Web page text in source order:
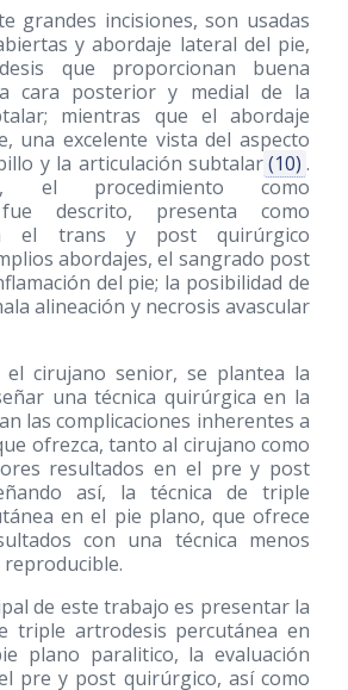
grandes incisiones, son usadas
y abordaje lateral del pie,
que proporcionan buena
cara posterior y medial de la
mientras que el abordaje
una excelente vista del aspecto
y la articulación subtalar(10) .
el procedimiento como
descrito, presenta como
el trans y post quirúrgico
abordajes, el sangrado post
del pie; la posibilidad de
alineación y necrosis avascular
cirujano senior, se plantea la
una técnica quirúrgica en la
las complicaciones inherentes a
ofrezca, tanto al cirujano como
resultados en el pre y post
así, la técnica de triple
en el pie plano, que ofrece
con una técnica menos
de este trabajo es presentar la
triple artrodesis percutánea en
plano paralitico, la evaluación
pre y post quirúrgico, así como